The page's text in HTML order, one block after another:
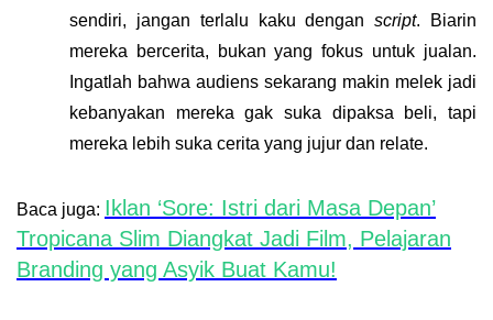
sendiri, jangan terlalu kaku denganscript. Biarin
mereka bercerita, bukan yang fokus untuk jualan.
Ingatlah bahwa audiens sekarang makin melek jadi
kebanyakan mereka gak suka dipaksa beli, tapi
mereka lebih suka cerita yang jujur dan relate.
Baca juga: Iklan ‘Sore: Istri dari Masa Depan’
Tropicana Slim Diangkat Jadi Film, Pelajaran
Branding yang Asyik Buat Kamu!